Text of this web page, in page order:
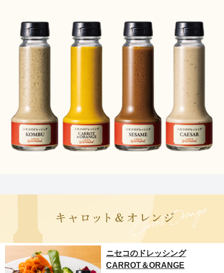
ニセコのドレッシング
CARROT＆ORANGE